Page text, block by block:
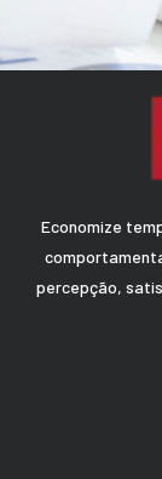
Economize
percepção,